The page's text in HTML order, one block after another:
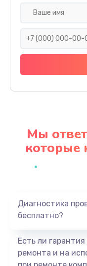
Замена
Замена
Мы
которые
Диагностика
бесплатно?
Есть ли гарантия
ремонта и на